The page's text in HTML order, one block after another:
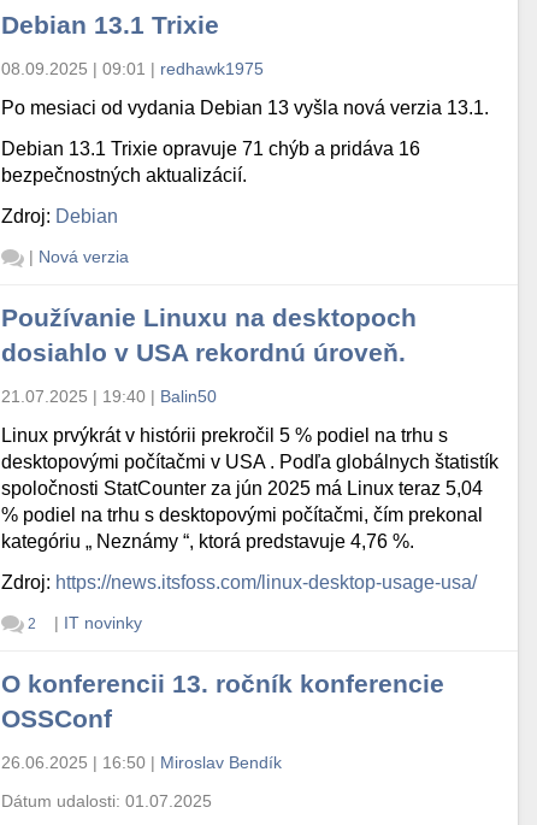
Debian 13.1 Trixie
08.09.2025 | 09:01 | redhawk1975
Po mesiaci od vydania Debian 13 vyšla nová verzia 13.1.
Debian 13.1 Trixie opravuje 71 chýb a pridáva 16
bezpečnostných aktualizácií.
Zdroj: Debian
| Nová verzia
Používanie Linuxu na desktopoch
dosiahlo v USA rekordnú úroveň.
21.07.2025 | 19:40 | Balin50
Linux prvýkrát v histórii prekročil 5 % podiel na trhu s
desktopovými počítačmi v USA . Podľa globálnych štatistík
spoločnosti StatCounter za jún 2025 má Linux teraz 5,04
% podiel na trhu s desktopovými počítačmi, čím prekonal
kategóriu „ Neznámy “, ktorá predstavuje 4,76 %.
Zdroj: https://news.itsfoss.com/linux-desktop-usage-usa/
2 | IT novinky
O konferencii 13. ročník konferencie
OSSConf
26.06.2025 | 16:50 | Miroslav Bendík
Dátum udalosti:01.07.2025